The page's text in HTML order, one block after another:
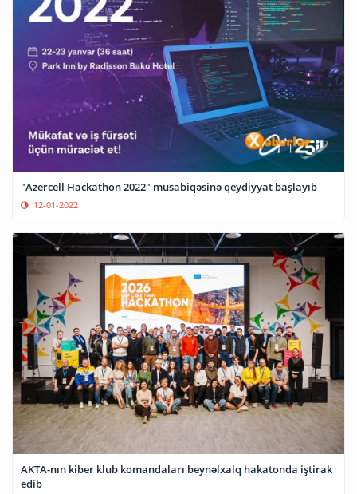
"Azercell Hackathon 2022" müsabiqəsinə qeydiyyat başlayıb
12-01-2022
AKTA-nın kiber klub komandaları beynəlxalq hakatonda iştirak
edib